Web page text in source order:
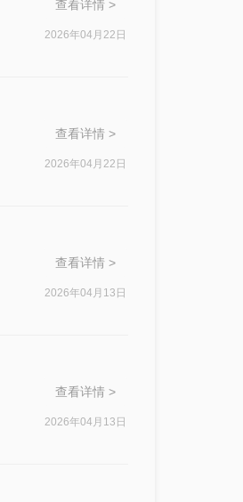
查看详情 >
2026年04月22日
查看详情 >
2026年04月22日
查看详情 >
2026年04月13日
查看详情 >
2026年04月13日